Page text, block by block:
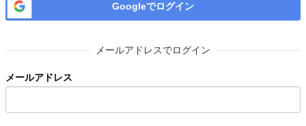
Googleでログイン
メールアドレスでログイン
メールアドレス